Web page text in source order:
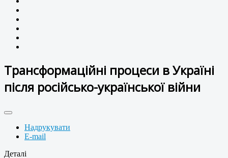
Трансформаційні процеси в Україні
після російсько-української війни
Надрукувати
E-mail
Деталі